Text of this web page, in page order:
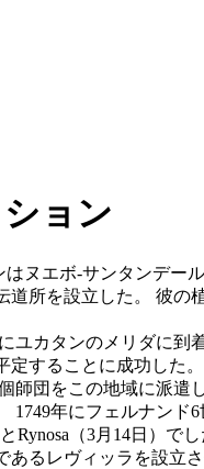
ョン
ヌエボ-サンタンデ
所を設立した。 彼
カタンのメリダに
することに成功し
師団をこの地域に派
1749年にフェルナン
（3月14日）
るレヴィッラを設